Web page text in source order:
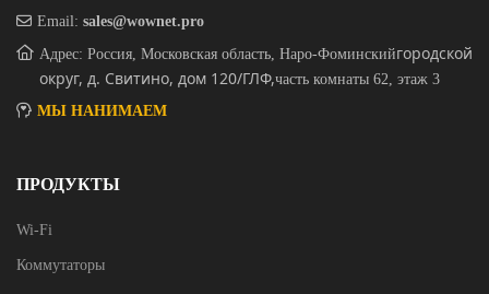
Email: sales@wownet.pro
Адрес: Россия, Московская область, Наро-Фоминскийгородской
округ, д. Свитино, дом 120/ГЛФ,часть комнаты 62, этаж 3
МЫ НАНИМАЕМ
ПРОДУКТЫ
Wi-Fi
Коммутаторы